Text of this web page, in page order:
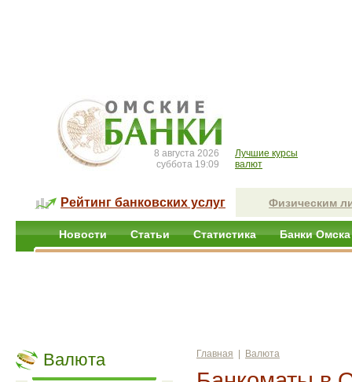
8 августа 2026
суббота 19:09
Лучшие курсы
валют
Рейтинг банковских услуг Физическим
Новости Статьи Статистика Банки Омска
Валюта Главная Валюта